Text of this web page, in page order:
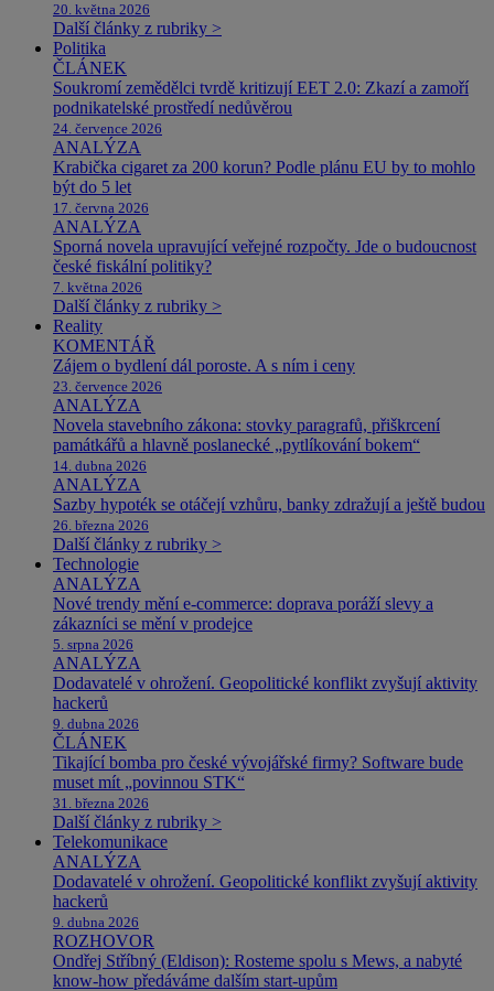
20. května 2026
Další články z rubriky >
Politika
ČLÁNEK
Soukromí zemědělci tvrdě kritizují EET 2.0: Zkazí a zamoří
podnikatelské prostředí nedůvěrou
24. července 2026
ANALÝZA
Krabička cigaret za 200 korun? Podle plánu EU by to mohlo
být do 5 let
17. června 2026
ANALÝZA
Sporná novela upravující veřejné rozpočty. Jde o budoucnost
české fiskální politiky?
7. května 2026
Další články z rubriky >
Reality
KOMENTÁŘ
Zájem o bydlení dál poroste. A s ním i ceny
23. července 2026
ANALÝZA
Novela stavebního zákona: stovky paragrafů, přiškrcení
památkářů a hlavně poslanecké „pytlíkování bokem“
14. dubna 2026
ANALÝZA
Sazby hypoték se otáčejí vzhůru, banky zdražují a ještě budou
26. března 2026
Další články z rubriky >
Technologie
ANALÝZA
Nové trendy mění e-commerce: doprava poráží slevy a
zákazníci se mění v prodejce
5. srpna 2026
ANALÝZA
Dodavatelé v ohrožení. Geopolitické konflikt zvyšují aktivity
hackerů
9. dubna 2026
ČLÁNEK
Tikající bomba pro české vývojářské firmy? Software bude
muset mít „povinnou STK“
31. března 2026
Další články z rubriky >
Telekomunikace
ANALÝZA
Dodavatelé v ohrožení. Geopolitické konflikt zvyšují aktivity
hackerů
9. dubna 2026
ROZHOVOR
Ondřej Stříbný (Eldison): Rosteme spolu s Mews, a nabyté
know-how předáváme dalším start-upům